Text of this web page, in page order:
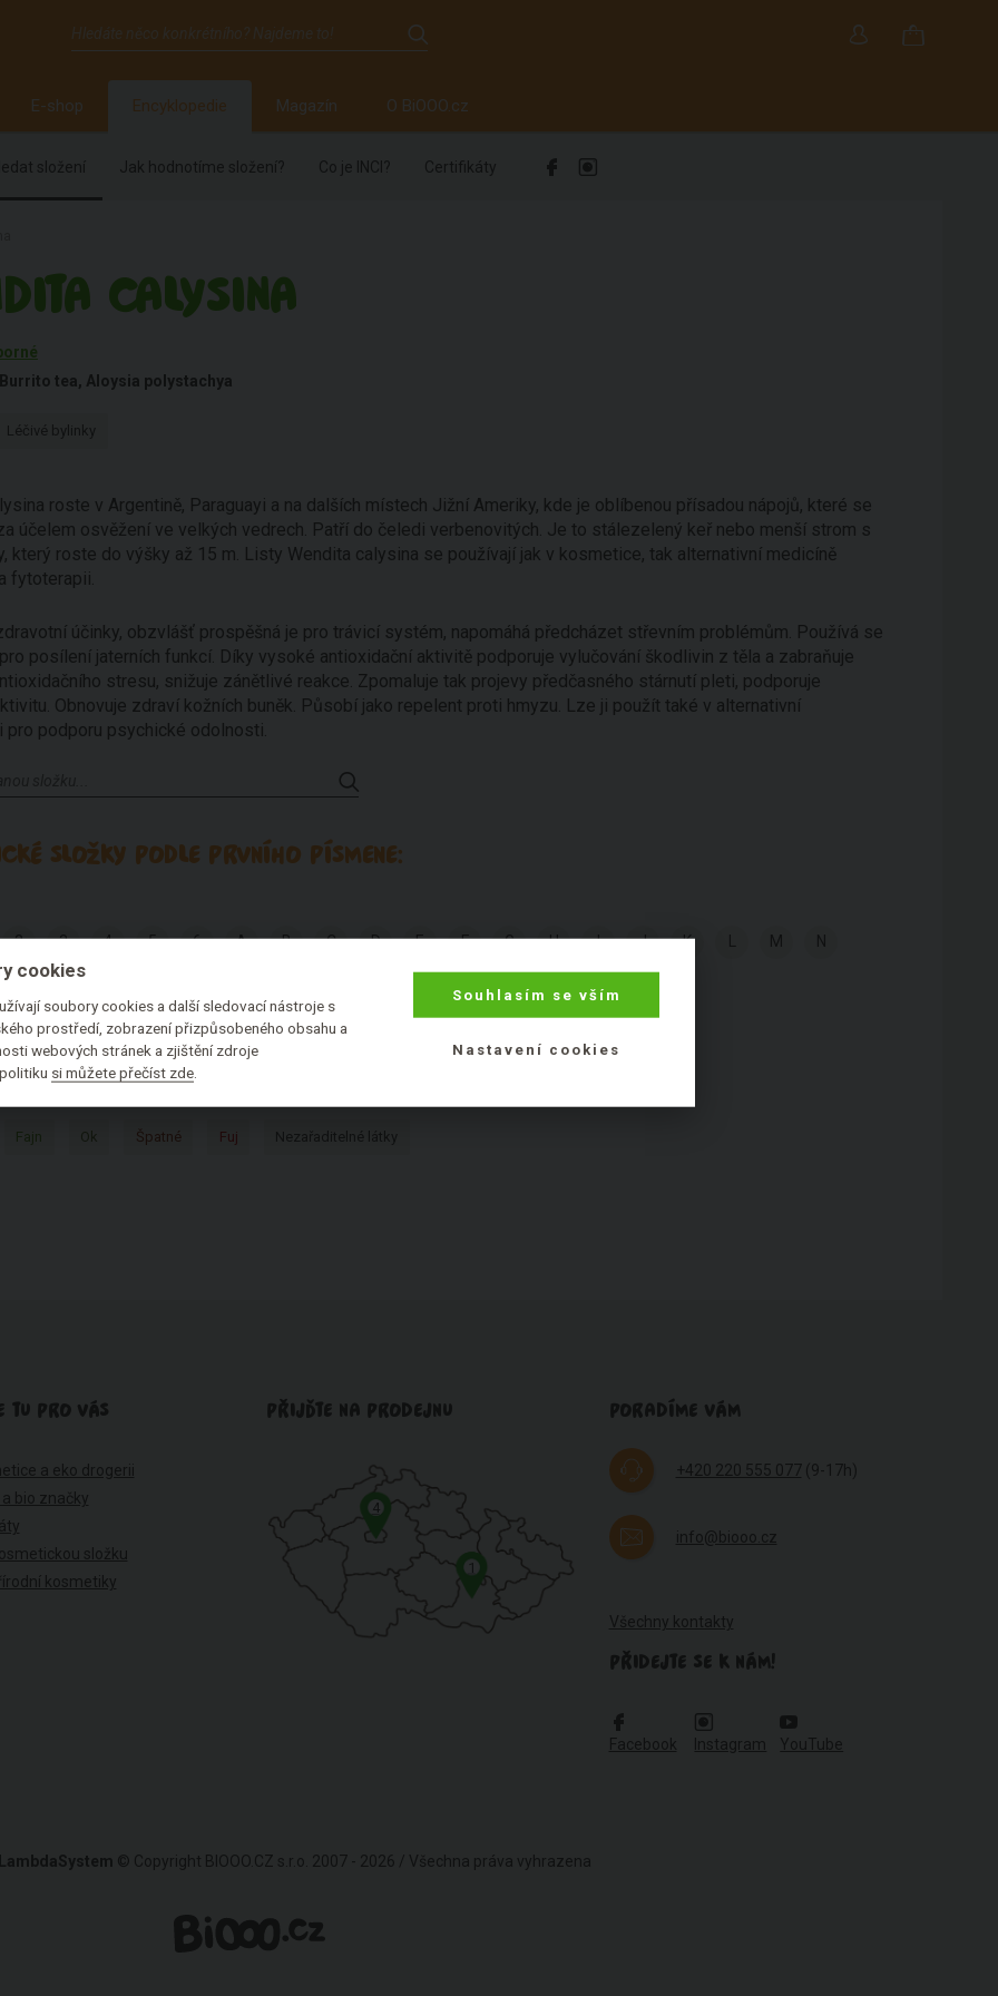
E-shop Encyklopedie Magazín O BiOOO.cz
složení Jak hodnotíme složení? Co je INCI? Certifikáty
CALYSINA
Burrito tea, Aloysia polystachya
Léčivé bylinky
roste v Argentině, Paraguayi a na dalších místech Jižní Ameriky, kde je oblíbenou přísadou nápojů, které se
účelem osvěžení ve velkých vedrech. Patří do čeledi verbenovitých. Je to stálezelený keř nebo menší strom s
který roste do výšky až 15 m. Listy Wendita calysina se používají jak v kosmetice, tak alternativní medicíně
fytoterapii.
účinky, obzvlášť prospěšná je pro trávicí systém, napomáhá předcházet střevním problémům. Používá se
posílení jaterních funkcí. Díky vysoké antioxidační aktivitě podporuje vylučování škodlivin z těla a zabraňuje
stresu, snižuje zánětlivé reakce. Zpomaluje tak projevy předčasného stárnutí pleti, podporuje
Obnovuje zdraví kožních buněk. Působí jako repelent proti hmyzu. Lze ji použít také v alternativní
pro podporu psychické odolnosti.
SLOŽKY PODLE PRVNÍHO PÍSMENE:
2 3 4 5 6 A B C D E F G H I J K L M N
SLOŽKY PODLE HODNOCENÍ:
Fajn Ok Špatné Fuj Nezařaditelné látky
TU PRO VÁS
a eko drogerii
bio značky
složku
kosmetiky
PŘIJĎTE NA PRODEJNU
1
4
PORADÍME VÁM
+420 220 555 077(9-17h)
info@biooo.cz
Všechny kontakty
PŘIDEJTE SE K NÁM!
Facebook Instagram YouTube
LambdaSystem © Copyright BIOOO.CZ s.r.o. 2007 - 2026 / Všechna práva vyhrazena
cookies
soubory cookies a další sledovací nástroje s
prostředí, zobrazení přizpůsobeného obsahu a
webových stránek a zjištění zdroje
si můžete přečíst zde
Souhlasím se vším
Nastavení cookies